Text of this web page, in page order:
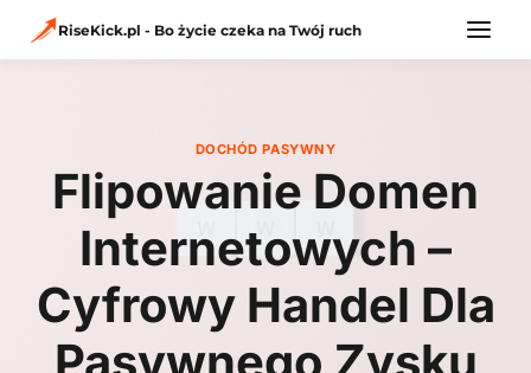
RiseKick.pl - Bo życie czeka na Twój ruch
DOCHÓD PASYWNY
Flipowanie Domen
Internetowych –
Cyfrowy Handel Dla